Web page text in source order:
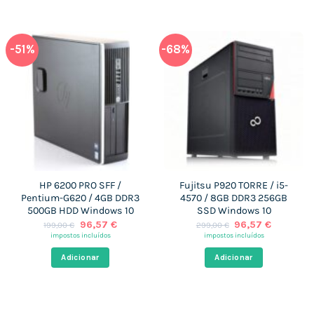
-51%
HP 6200 PRO SFF /
Pentium-G620 / 4GB DDR3
500GB HDD Windows 10
199,00€
O
preço
era:
199,00 €.
96,57 €O
impostos incluídos
Adicionar
-68%
Fujitsu P920 TORRE / i5-
4570 / 8GB DDR3 256GB
SSD Windows 10
299,00€ O
preço
era:
299,00 €.
96,57€O
impostos incluídos
Adicionar